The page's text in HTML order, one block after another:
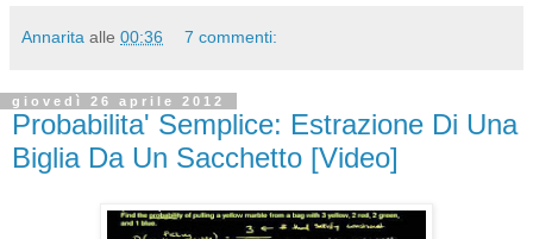
Annarita alle 00:36 7 commenti:
giovedì 26 aprile 2012
Probabilita' Semplice: Estrazione Di Una
Biglia Da Un Sacchetto [Video]